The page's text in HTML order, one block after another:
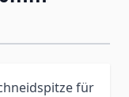
für